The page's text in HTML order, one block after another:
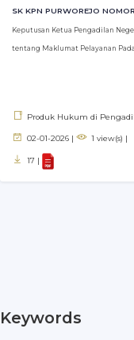
SK KPN PURWOREJO
Keputusan Ketua Pengadilan
tentang Maklumat Pelayanan
Produk Hukum di
02-01-2026 | 1 view(s) |
17 |
Keywords